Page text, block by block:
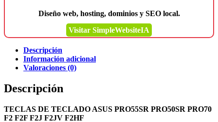
Diseño web, hosting, dominios y SEO local.
Visitar SimpleWebsiteIA
Descripción
Información adicional
Valoraciones (0)
Descripción
TECLAS DE TECLADO ASUS PRO55SR PRO50SR PRO70
F2 F2F F2J F2JV F2HF